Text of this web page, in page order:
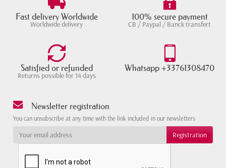
Fast delivery Worldwide
Worldwide delivery
100% secure payment
CB / Paypal / Banck transfert
Satisfied or refunded
Returns possible for 14 days
Whatsapp +33761308470
Newsletter registration
You can unsubscribe at any time with the link included in our newsletters